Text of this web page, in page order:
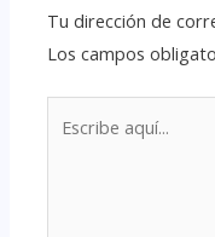
Tu dirección de
Los campos